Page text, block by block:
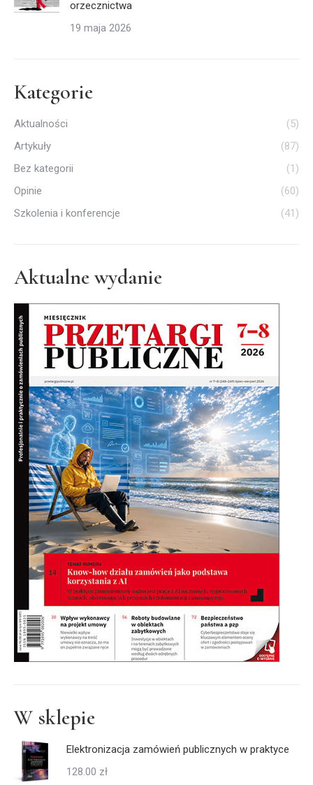
orzecznictwa
19 maja 2026
Kategorie
Aktualności
(5)
Artykuły
(87)
Bez kategorii
(1)
Opinie
(60)
Szkolenia i konferencje
(41)
Aktualne wydanie
W sklepie
Elektronizacja zamówień publicznych w praktyce
128.00 zł